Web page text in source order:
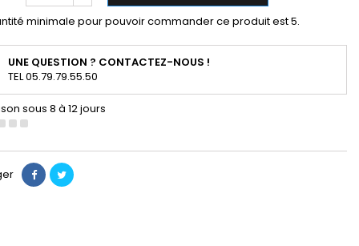
minimale pour pouvoir commander ce produit est 5.
UNE QUESTION ? CONTACTEZ-NOUS !
TEL 05.79.79.55.50
sous 8 à 12 jours